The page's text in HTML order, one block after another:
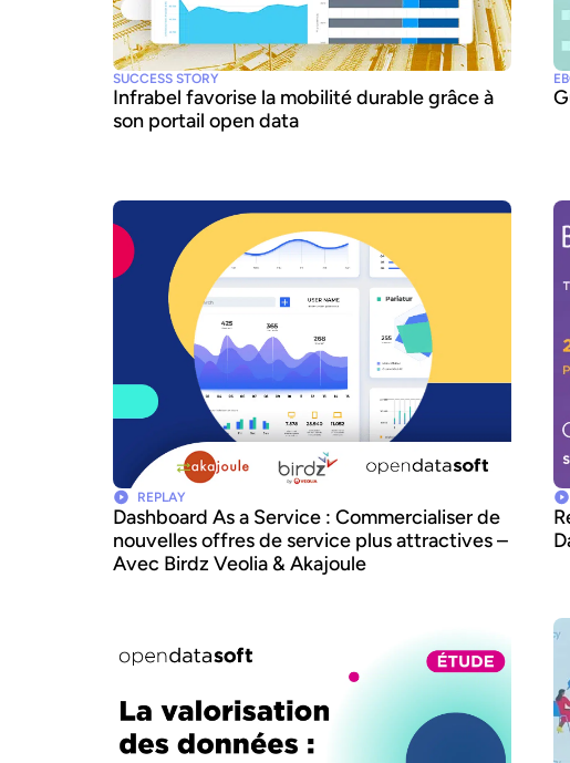
SUCCESS STORY
Infrabel favorise la mobilité durable grâce à
son portail open data
REPLAY
Dashboard As a Service : Commercialiser de
nouvelles offres de service plus attractives –
Avec Birdz Veolia & Akajoule